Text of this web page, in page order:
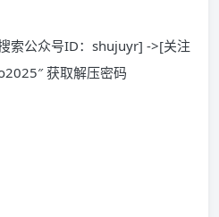
索公众号ID：shujuyr] ->[关注
获取解压密码